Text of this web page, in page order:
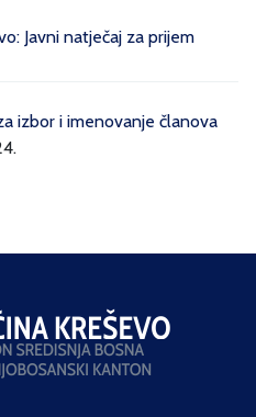
Javni natječaj za prijem
izbor i imenovanje članova